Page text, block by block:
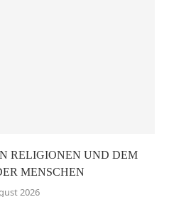
RELIGIONEN UND DEM
MENSCHEN
2026